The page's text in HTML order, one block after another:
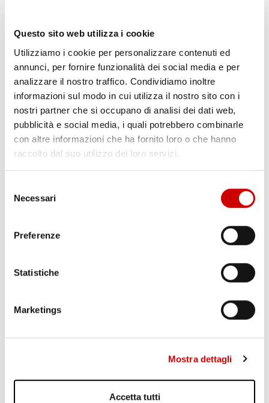
Questo sito web utilizza i cookie
Utilizziamo i cookie per personalizzare contenuti ed
annunci, per fornire funzionalità dei social media e per
analizzare il nostro traffico. Condividiamo inoltre
informazioni sul modo in cui utilizza il nostro sito con i
nostri partner che si occupano di analisi dei dati web,
pubblicità e social media, i quali potrebbero combinarle
con altre informazioni che ha fornito loro o che hanno
raccolto dal suo utilizzo dei loro servizi.
delNecessari
Preferenze
Statistiche
Marketings
Mostra dettagli
Accetta tutti
MINISTRO PIANTEDOSI A POZZUOLI